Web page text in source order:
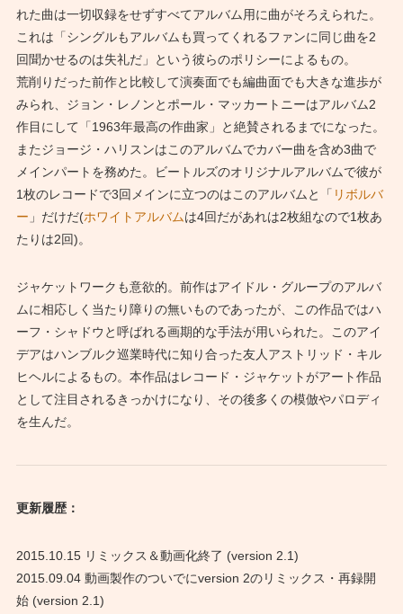
れた曲は一切収録をせずすべてアルバム用に曲がそろえられた。
これは「シングルもアルバムも買ってくれるファンに同じ曲を2
回聞かせるのは失礼だ」という彼らのポリシーによるもの。
荒削りだった前作と比較して演奏面でも編曲面でも大きな進歩が
みられ、ジョン・レノンとポール・マッカートニーはアルバム2
作目にして「1963年最高の作曲家」と絶賛されるまでになった。
またジョージ・ハリスンはこのアルバムでカバー曲を含め3曲で
メインパートを務めた。ビートルズのオリジナルアルバムで彼が
1枚のレコードで3回メインに立つのはこのアルバムと「 リボルバ
ー 」だけだ(ホワイトアルバムは4回だがあれは2枚組なので1枚あ
たりは2回)。
ジャケットワークも意欲的。前作はアイドル・グループのアルバ
ムに相応しく当たり障りの無いものであったが、この作品ではハ
ーフ・シャドウと呼ばれる画期的な手法が用いられた。このアイ
デアはハンブルク巡業時代に知り合った友人アストリッド・キル
ヒヘルによるもの。本作品はレコード・ジャケットがアート作品
として注目されるきっかけになり、その後多くの模倣やパロディ
を生んだ。
更新履歴：
2015.10.15 リミックス＆動画化終了 (version 2.1)
2015.09.04 動画製作のついでにversion 2のリミックス・再録開
始 (version 2.1)